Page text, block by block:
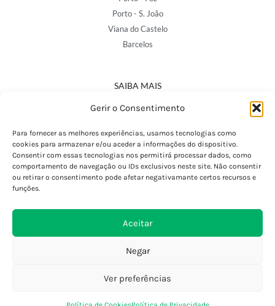
Gerir o Consentimento
Para fornecer as melhores experiências, usamos tecnologias como
cookies para armazenar e/ou aceder a informações do dispositivo.
Consentir com essas tecnologias nos permitirá processar dados, como
comportamento de navegação ou IDs exclusivos neste site. Não consentir
ou retirar o consentimento pode afetar negativamante certos recursos e
funções.
Aceitar
Negar
Ver preferências
Porto - S. João
Viana do Castelo
Barcelos
SAIBA MAIS
Política de Privacidade
Termos e Condições
Perguntas Frequentes
Custos de Envio
Encomendas Internacionais
Devoluções e Trocas